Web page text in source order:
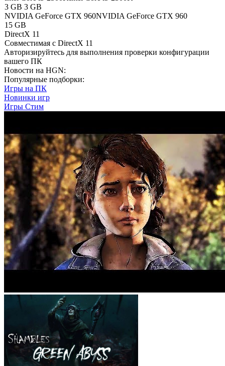
3 GB 3 GB
NVIDIA GeForce GTX 960NVIDIA GeForce GTX 960
15 GB
DirectX 11
Совместимая с DirectX 11
Авторизируйтесь для выполнения проверки конфигурации
вашего ПК
Новости на HGN:
Популярные подборки:
Игры на ПК
Новинки игр
Игры Стим